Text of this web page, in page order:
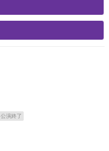
公演終了